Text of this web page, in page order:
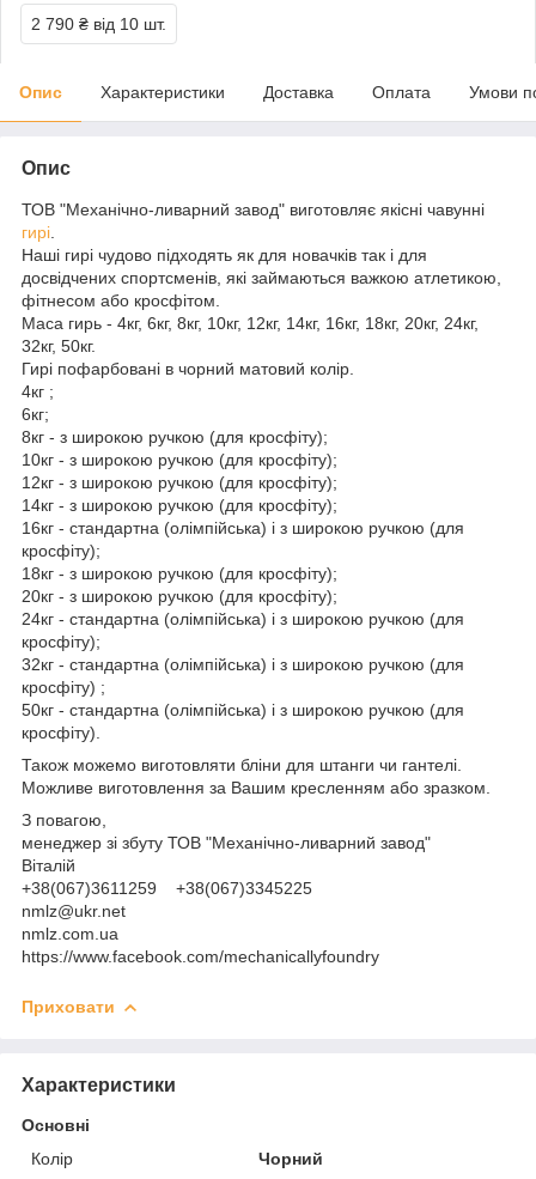
2 790 ₴ від 10 шт.
Опис Характеристики Доставка Оплата Умови
Опис
ТОВ "Механічно-ливарний завод" виготовляє якісні чавунні
гирі
Наші гирі чудово підходять як для новачків так і для
досвідчених спортсменів, які займаються важкою атлетикою,
фітнесом або кросфітом.
Маса гирь - 4кг, 6кг, 8кг, 10кг, 12кг, 14кг, 16кг, 18кг, 20кг, 24кг,
32кг, 50кг.
Гирі пофарбовані в чорний матовий колір.
4кг ;
6кг;
8кг - з широкою ручкою (для кросфіту);
10кг - з широкою ручкою (для кросфіту);
12кг - з широкою ручкою (для кросфіту);
14кг - з широкою ручкою (для кросфіту);
16кг - стандартна (олімпійська) і з широкою ручкою (для
кросфіту);
18кг - з широкою ручкою (для кросфіту);
20кг - з широкою ручкою (для кросфіту);
24кг - стандартна (олімпійська) і з широкою ручкою (для
кросфіту);
32кг - стандартна (олімпійська) і з широкою ручкою (для
кросфіту) ;
50кг - стандартна (олімпійська) і з широкою ручкою (для
кросфіту).
Також можемо виготовляти бліни для штанги чи гантелі.
Можливе виготовлення за Вашим кресленням або зразком.
З повагою,
менеджер зі збуту ТОВ "Механічно-ливарний завод"
Віталій
+38(067)3611259 +38(067)3345225
nmlz@ukr.net
nmlz.com.ua
https://www.facebook.com/mechanicallyfoundry
Приховати
Характеристики
Основні
Колір
Чорний